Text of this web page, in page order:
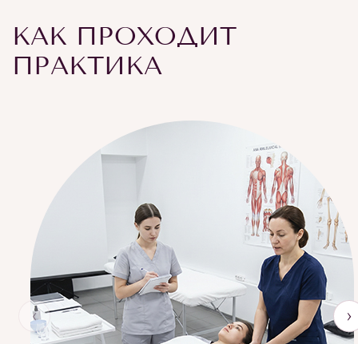
КАК ПРОХОДИТ
ПРАКТИКА
‹ ›